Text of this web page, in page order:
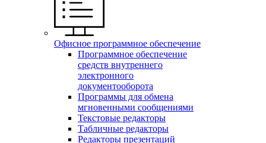
Офисное программное обеспечение
Программное обеспечение
средств внутреннего
электронного
документооборота
Программы для обмена
мгновенными сообщениями
Текстовые редакторы
Табличные редакторы
Редакторы презентаций